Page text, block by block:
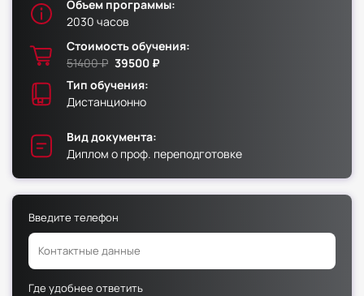
Факультет менеджмента и экономики
Факультет педагогики
Факультет психологии
Факультет рекламы и связей с общественностью
Факультет физической культуры и спорта
Юридический факультет
Факультет менеджмента и экономики
Факультет педагогики
Объем программы:
2030 часов
Стоимость обучения:
51400 ₽ 39500 ₽
Тип обучения:
Дистанционно
Вид документа:
Диплом о проф. переподготовке
Введите телефон
Где удобнее ответить